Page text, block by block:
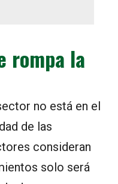
rompa la
no está en el
de las
consideran
solo será